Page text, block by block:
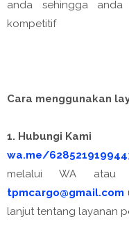
anda sehingga
kompetitif
Cara menggunakan
1. Hubungi Kami
wa.me/
melalui WA
tpmcargo@gmail.com
lanjut tentang layanan